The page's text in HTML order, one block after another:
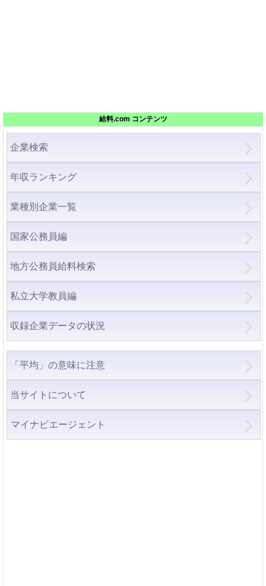
給料.com コンテンツ
企業検索
年収ランキング
業種別企業一覧
国家公務員編
地方公務員給料検索
私立大学教員編
収録企業データの状況
「平均」の意味に注意
当サイトについて
マイナビエージェント